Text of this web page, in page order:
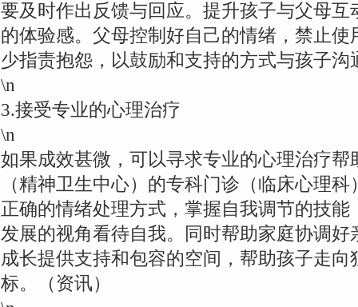
要及时作出反馈与回应。提升孩子与父母
的体验感。父母控制好自己的情绪，禁止
少指责抱怨，以鼓励和支持的方式与孩子沟
\n
3.接受专业的心理治疗
\n
如果成效甚微，可以寻求专业的心理治疗帮
（精神卫生中心）的专科门诊（临床心理
正确的情绪处理方式，掌握自我调节的技
发展的视角看待自我。同时帮助家庭协调
成长提供支持和包容的空间，帮助孩子走
标。（资讯）